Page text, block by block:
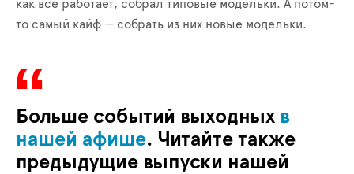
как всё работает, собрал типовые модельки. А потом-
то самый кайф — собрать из них новые модельки.
Больше событий выходных в
нашей афише. Читайте также
предыдущие выпуски нашей